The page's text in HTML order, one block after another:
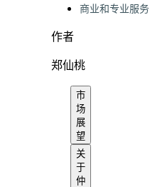
商业和专业服务
作者
郑仙桃
市
场
展
望
关
于
仲